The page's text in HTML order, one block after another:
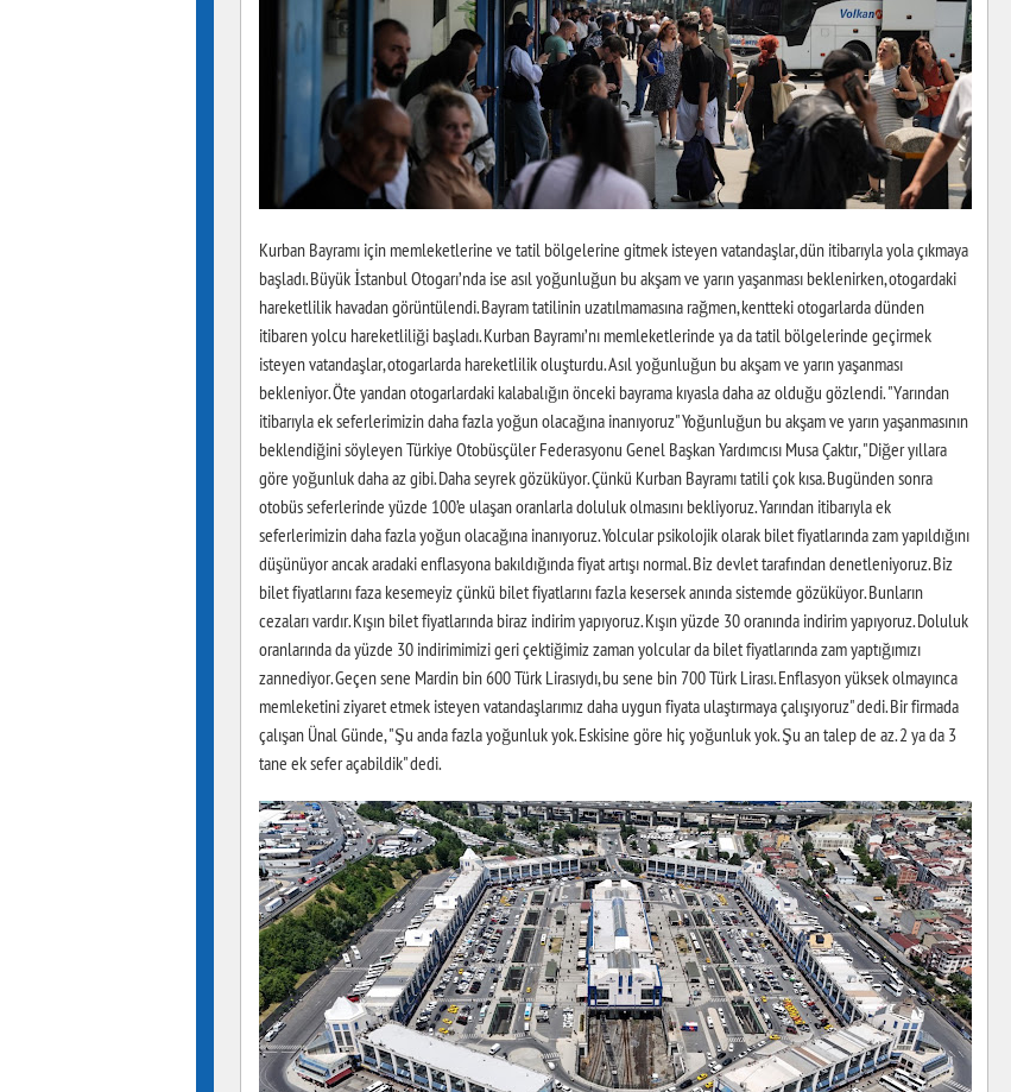
Kurban Bayramı için memleketlerine ve tatil bölgelerine gitmek isteyen vatandaşlar, dün itibarıyla yola çıkmaya
başladı. Büyük İstanbul Otogarı’nda ise asıl yoğunluğun bu akşam ve yarın yaşanması beklenirken, otogardaki
hareketlilik havadan görüntülendi. Bayram tatilinin uzatılmamasına rağmen, kentteki otogarlarda dünden
itibaren yolcu hareketliliği başladı. Kurban Bayramı’nı memleketlerinde ya da tatil bölgelerinde geçirmek
isteyen vatandaşlar, otogarlarda hareketlilik oluşturdu. Asıl yoğunluğun bu akşam ve yarın yaşanması
bekleniyor. Öte yandan otogarlardaki kalabalığın önceki bayrama kıyasla daha az olduğu gözlendi. "Yarından
itibarıyla ek seferlerimizin daha fazla yoğun olacağına inanıyoruz" Yoğunluğun bu akşam ve yarın yaşanmasının
beklendiğini söyleyen Türkiye Otobüsçüler Federasyonu Genel Başkan Yardımcısı Musa Çaktır, "Diğer yıllara
göre yoğunluk daha az gibi. Daha seyrek gözüküyor. Çünkü Kurban Bayramı tatili çok kısa. Bugünden sonra
otobüs seferlerinde yüzde 100’e ulaşan oranlarla doluluk olmasını bekliyoruz. Yarından itibarıyla ek
seferlerimizin daha fazla yoğun olacağına inanıyoruz. Yolcular psikolojik olarak bilet fiyatlarında zam yapıldığını
düşünüyor ancak aradaki enflasyona bakıldığında fiyat artışı normal. Biz devlet tarafından denetleniyoruz. Biz
bilet fiyatlarını faza kesemeyiz çünkü bilet fiyatlarını fazla kesersek anında sistemde gözüküyor. Bunların
cezaları vardır. Kışın bilet fiyatlarında biraz indirim yapıyoruz. Kışın yüzde 30 oranında indirim yapıyoruz. Doluluk
oranlarında da yüzde 30 indirimimizi geri çektiğimiz zaman yolcular da bilet fiyatlarında zam yaptığımızı
zannediyor. Geçen sene Mardin bin 600 Türk Lirasıydı, bu sene bin 700 Türk Lirası. Enflasyon yüksek olmayınca
memleketini ziyaret etmek isteyen vatandaşlarımız daha uygun fiyata ulaştırmaya çalışıyoruz" dedi. Bir firmada
çalışan Ünal Günde, "Şu anda fazla yoğunluk yok. Eskisine göre hiç yoğunluk yok. Şu an talep de az. 2 ya da 3
tane ek sefer açabildik" dedi.